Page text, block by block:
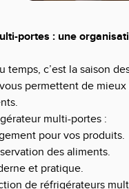
portes : une
temps, c’est la saison
permettent de
multi-portes :
pour vos produits.
des aliments.
et pratique.
de réfrigérateurs